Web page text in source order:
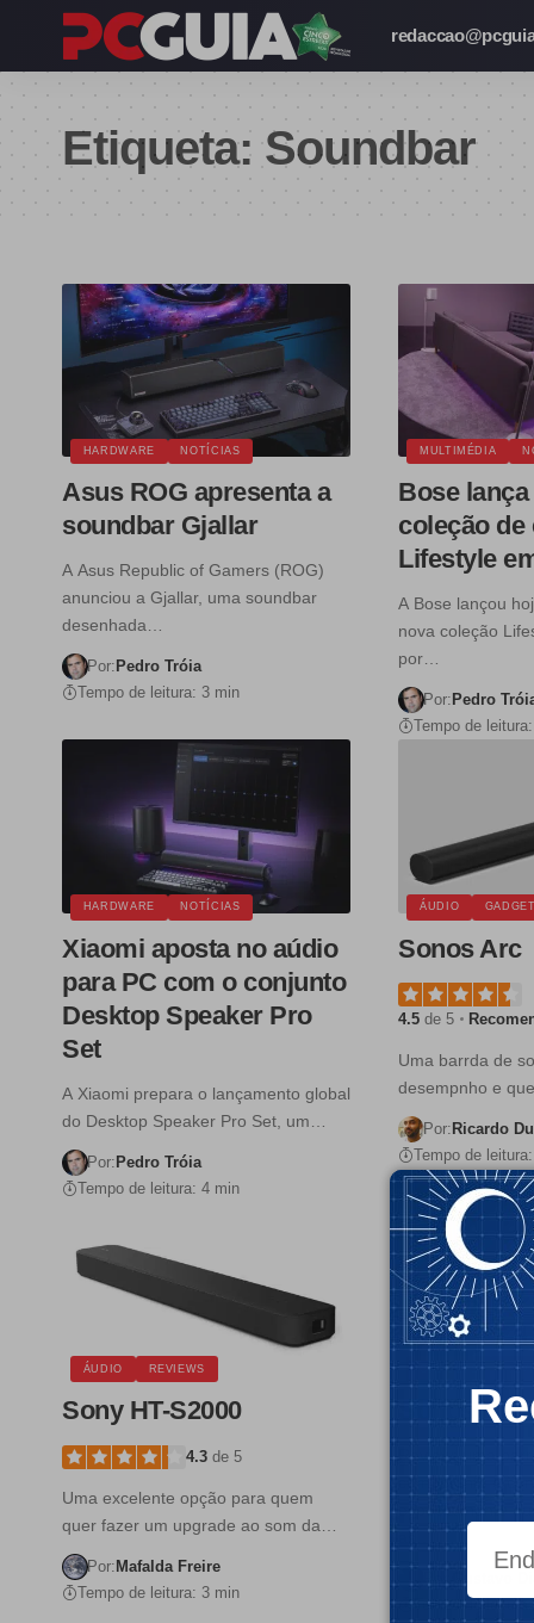
Etiqueta: Soundbar
HARDWARE NOTÍCIAS
Asus ROG apresenta a
soundbar Gjallar
A Asus Republic of Gamers (ROG)
anunciou a Gjallar, uma soundbar
desenhada…
Por: Pedro Tróia
Tempo de leitura: 3 min
MULTIMÉDIA
Bose
coleção de
Lifestyle
A Bose lançou
nova coleção
por…
Por: Pedro
Tempo de
HARDWARE NOTÍCIAS
Xiaomi aposta no aúdio
para PC com o conjunto
Desktop Speaker Pro
Set
A Xiaomi prepara o lançamento global
do Desktop Speaker Pro Set, um…
Por:Pedro Tróia
Tempo de leitura: 4 min
ÁUDIO
Sonos Arc
4.5 de 5
Uma barrda de
desempnho e
Por:Ricardo
Tempo de
ÁUDIO REVIEWS
Sony HT-S2000
4.3 de 5
Uma excelente opção para quem
quer fazer um upgrade ao som da…
Por: Mafalda Freire
Tempo de leitura: 3 min
GADGETS
Sonos
Review: uma
competente e
especialmente
as…
Tempo de